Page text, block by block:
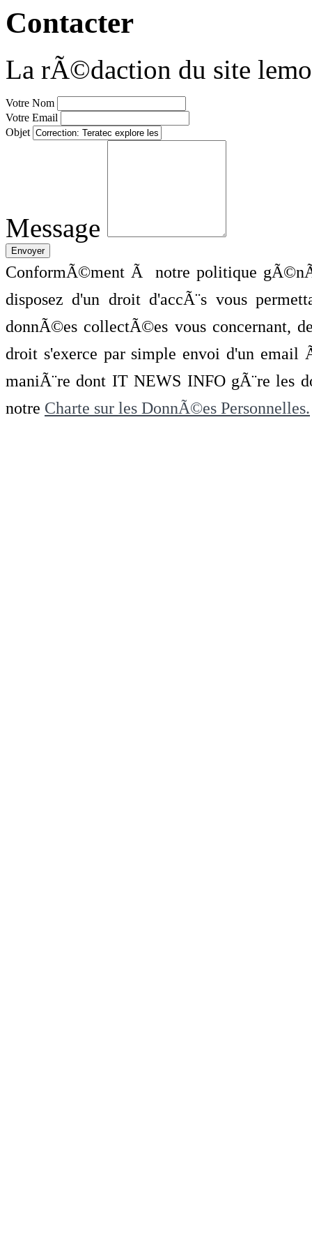
Contacter
La rÃ©daction du site
Votre Nom
Votre Email
Objet
Message
ConformÃ©ment Ã notre politique
disposez d'un droit d'accÃ¨s vous
donnÃ©es collectÃ©es vous concernant,
droit s'exerce par simple envoi d'un
maniÃ¨re dont IT NEWS INFO gÃ¨re les
notre Charte sur les DonnÃ©es Personnelles.